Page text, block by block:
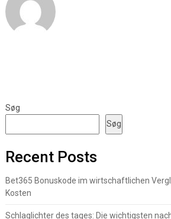
Søg
Søg
Recent Posts
Bet365 Bonuskode im wirtschaftlichen
Kosten
Schlaglichter des tages: Die wichtigsten